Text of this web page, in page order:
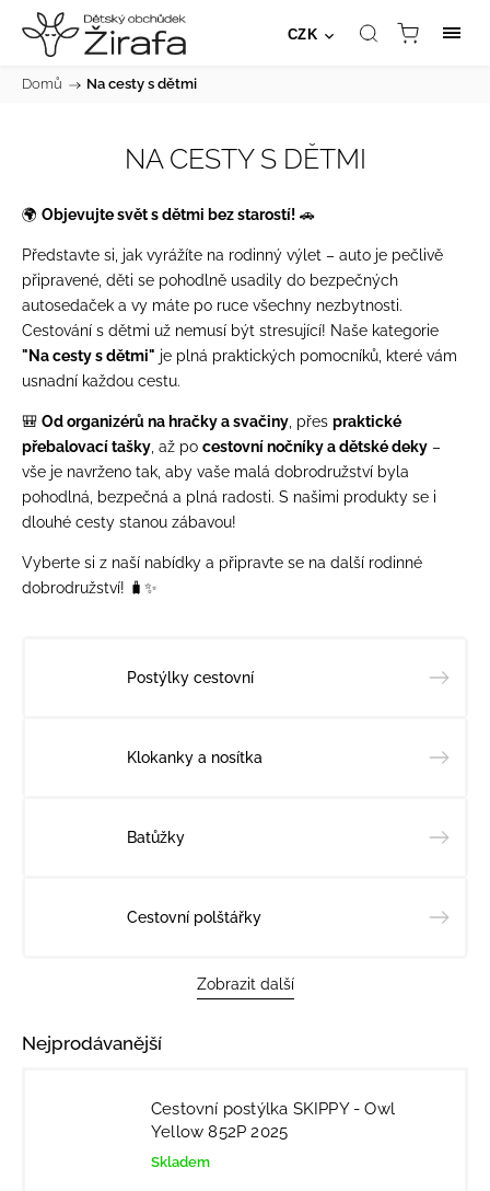
CZK
Domů / Na cesty s dětmi
NA CESTY S DĚTMI
🌍 Objevujte svět s dětmi bez starostí! 🚗
Představte si, jak vyrážíte na rodinný výlet – auto je pečlivě
připravené, děti se pohodlně usadily do bezpečných
autosedaček a vy máte po ruce všechny nezbytnosti.
Cestování s dětmi už nemusí být stresující! Naše kategorie
"Na cesty s dětmi" je plná praktických pomocníků, které vám
usnadní každou cestu.
🎒 Od organizérů na hračky a svačiny , přes praktické
přebalovací tašky , až po cestovní nočníky a dětské deky –
vše je navrženo tak, aby vaše malá dobrodružství byla
pohodlná, bezpečná a plná radosti. S našimi produkty se i
dlouhé cesty stanou zábavou!
Vyberte si z naší nabídky a připravte se na další rodinné
dobrodružství! 🧳✨
Postýlky cestovní
Klokanky a nosítka
Batůžky
Cestovní polštářky
Zobrazit další
Nejprodávanější
Cestovní postýlka SKIPPY - Owl
Yellow 852P 2025
Skladem